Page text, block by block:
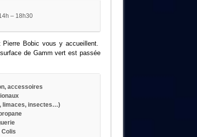
– 18h30
Bobic vous y accueillent.
de Gamm vert est passée
accessoires
limaces, insectes…)
Colis